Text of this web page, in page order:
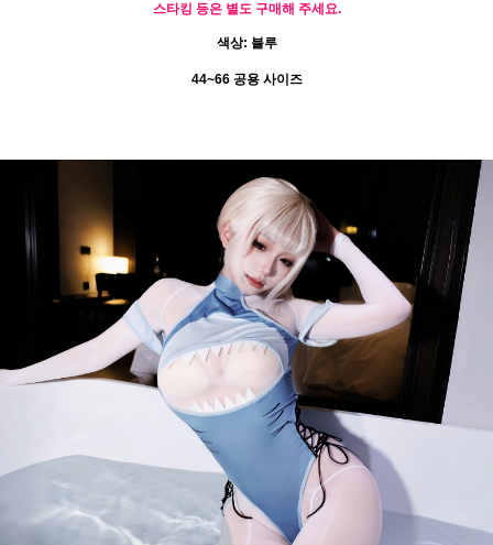
스타킹 등은 별도 구매해 주세요.
색상: 블루
44~66 공용 사이즈